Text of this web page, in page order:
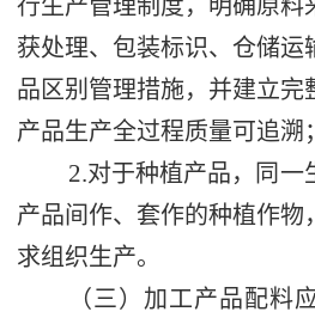
行生产管理制度， 明确原料
获处理、包装标识、仓储运
品区别管理措施，并建立完
产品生产全过程质量可追溯；
2.对于种植产品，同一
产品间作、套作的种植作物
求组织生产。
（三）加工产品配料